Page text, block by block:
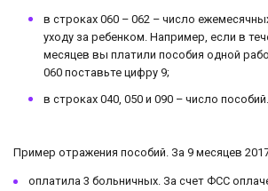
в строках 060 – 062 – число
уходу за ребенком. Например, если в
месяцев вы платили пособия одной
060 поставьте цифру 9;
в строках 040, 050 и 090 – число пособий.
Пример отражения пособий. За 9 месяцев
оплатила 3 больничных. За счет ФСС